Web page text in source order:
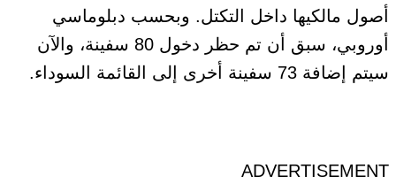
أصول مالكيها داخل التكتل. وبحسب دبلوماسي
أوروبي، سبق أن تم حظر دخول 80 سفينة، والآن
سيتم إضافة 73 سفينة أخرى إلى القائمة السوداء.
ADVERTISEMENT